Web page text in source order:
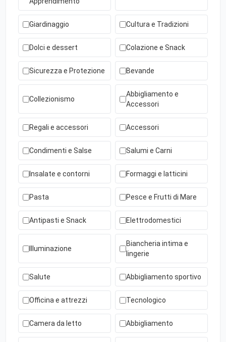
Giardinaggio Cultura e Tradizioni
Dolci e dessert Colazione e Snack
Sicurezza e Protezione Bevande
Collezionismo
Abbigliamento e
Accessori
Regali e accessori Accessori
Condimenti e Salse Salumi e Carni
Insalate e contorni Formaggi e latticini
Pasta Pesce e Frutti di Mare
Antipasti e Snack Elettrodomestici
Illuminazione
Biancheria intima e
lingerie
Salute Abbigliamento sportivo
Officina e attrezzi Tecnologico
Camera da letto Abbigliamento